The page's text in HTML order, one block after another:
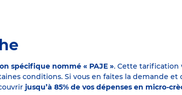
spécifique nommé « PAJE ». Cette tarification
conditions. Si vous en faites la demande
jusqu’à 85% de vos dépenses en micro-